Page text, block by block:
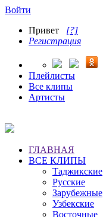
Войти
Привет [?]
Регистрация
Плейлисты
Все клипы
Артисты
ГЛАВНАЯ
ВСЕ КЛИПЫ
Таджикские
Русские
Зарубежные
Узбекские
Восточные